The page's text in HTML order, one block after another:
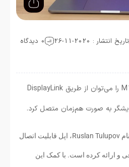
تاریخ انتشار : 2020-11-26
0 دیدگاه
مک‌های مبتنی بر پردازنده M1 را می‌توان از طریق DisplayLink
به صورت هم‌زمان متصل کرد.
طبق اظهارات یک یوتیوبر به نام Ruslan Tulupov، اپل قابلیت اتصال
و ارائه کرده است. با کمک این